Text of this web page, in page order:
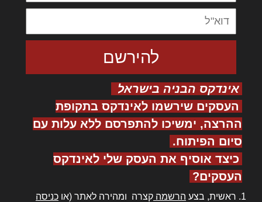
אינדקס הבניה בישראל
העסקים שירשמו לאינדקס בתקופת
ההרצה, ימשיכו להתפרסם ללא עלות עם
סיום הפיתוח.
כיצד אוסיף את העסק שלי לאינדקס
העסקים?
ראשית, בצע הרשמה קצרה ומהירה לאתר (או כניסה